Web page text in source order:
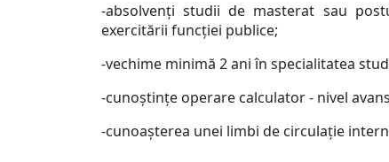
-absolvenţi studii de masterat sau
exercitării funcţiei publice;
-vechime minimă 2 ani în specialitatea
-cunoştinţe operare calculator - nivel
-cunoaşterea unei limbi de circulaţie